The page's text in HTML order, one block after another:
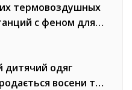
термовоздушных
с феном для
дитячий одяг
восени та